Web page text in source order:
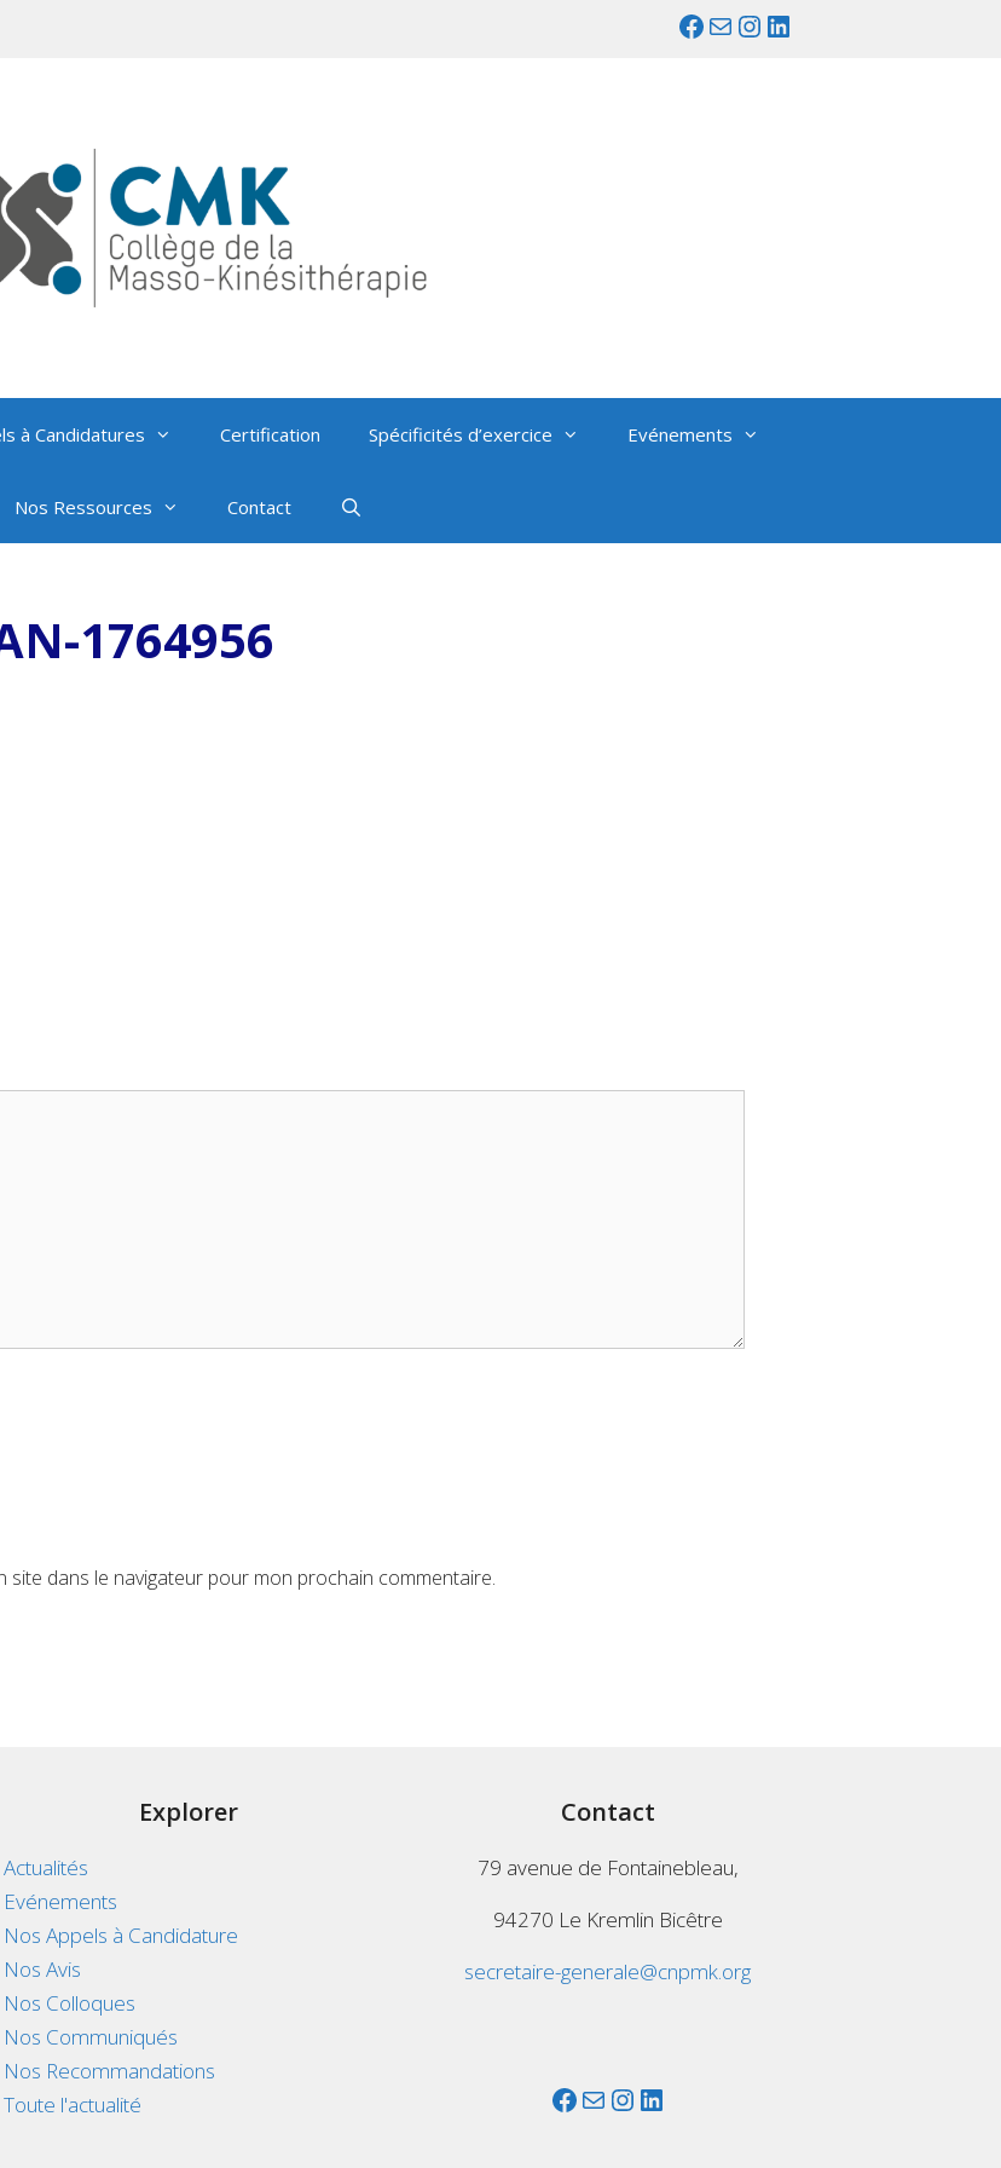
Facebook
MailInstagram
LinkedIn
à Candidatures Certification Spécificités d’exercice Evénements
Nos Ressources Contact
1764956
site dans le navigateur pour mon prochain commentaire.
Explorer
Actualités
Evénements
Nos Appels à Candidature
Nos Avis
Nos Colloques
Nos Communiqués
Nos Recommandations
Toute l'actualité
Contact
79 avenue de Fontainebleau,
94270 Le Kremlin Bicêtre
secretaire-generale@cnpmk.org
Facebook
MailInstagram
LinkedIn